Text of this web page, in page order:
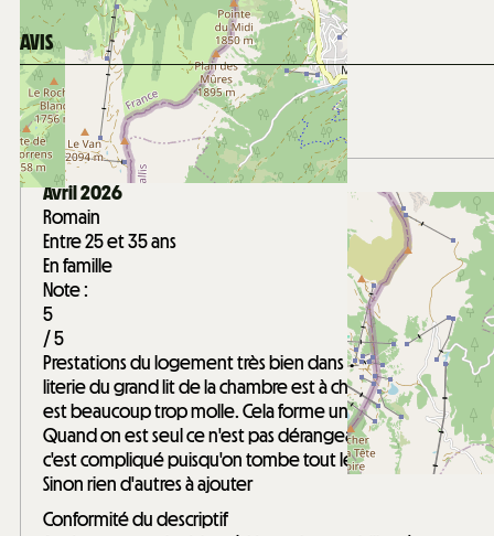
AVIS
Note :
4,44
/ 5
(9 avis)
Avril 2026
Romain
Entre 25 et 35 ans
En famille
Note :
5
/ 5
Prestations du logement très bien dans l'ensemble, la
literie du grand lit de la chambre est à changer car elle
est beaucoup trop molle. Cela forme un U au milieu.
Quand on est seul ce n'est pas dérangeant mais à deux
c'est compliqué puisqu'on tombe tout les 2 dans le U ...
Sinon rien d'autres à ajouter
Conformité du descriptif